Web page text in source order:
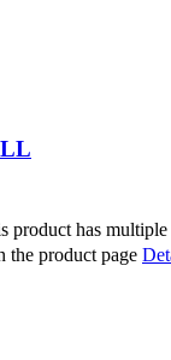
product has
the product page